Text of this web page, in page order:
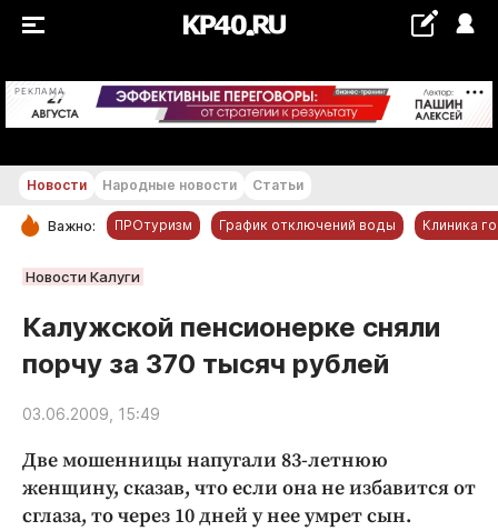
РЕКЛАМА +28...+29 °С
РУБРИКИ
Новости компаний
Статьи
Народные новости
Благоустройство
Криминал
Новости Народные новости Статьи
Важно: ПРОтуризм График отключений воды Клиника
Новости Калуги
Калужской пенсионерке сняли
порчу за 370 тысяч рублей
03.06.2009, 15:49
Две мошенницы напугали 83-летнюю
женщину, сказав, что если она не избавится от
сглаза, то через 10 дней у нее умрет сын.